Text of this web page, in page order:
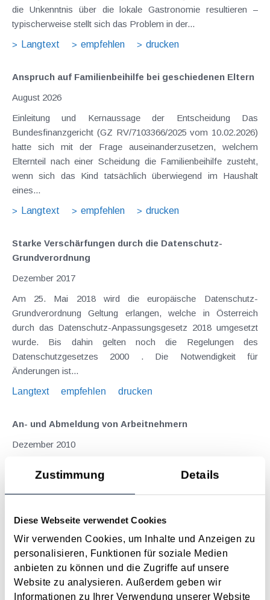
Zustimmung Details
Diese Webseite verwendet Cookies
Wir verwenden Cookies, um Inhalte und Anzeigen zu
personalisieren, Funktionen für soziale Medien
anbieten zu können und die Zugriffe auf unsere
Website zu analysieren. Außerdem geben wir
Informationen zu Ihrer Verwendung unserer Website
die Unkenntnis über die lokale Gastronomie resultieren –
typischerweise stellt sich das Problem in der...
Langtext
empfehlen drucken
Anspruch auf Familienbeihilfe bei geschiedenen Eltern
August 2026
Einleitung und Kernaussage der Entscheidung Das
Bundesfinanzgericht (GZ RV/7103366/2025 vom 10.02.2026)
hatte sich mit der Frage auseinanderzusetzen, welchem
Elternteil nach einer Scheidung die Familienbeihilfe zusteht,
wenn sich das Kind tatsächlich überwiegend im Haushalt
eines...
Langtext
empfehlen drucken
Starke Verschärfungen durch die Datenschutz-
Grundverordnung
Dezember 2017
Am 25. Mai 2018 wird die europäische Datenschutz-
Grundverordnung Geltung erlangen, welche in Österreich
durch das Datenschutz-Anpassungsgesetz 2018 umgesetzt
wurde. Bis dahin gelten noch die Regelungen des
Datenschutzgesetzes 2000 . Die Notwendigkeit für
Änderungen ist...
Langtext
empfehlen drucken
An- und Abmeldung von Arbeitnehmern
Dezember 2010
verpflichtend vor Antritt des Arbeitsverhältnisses bei der
zuständigen Gebietskrankenkasse anmelden. An die
Langtext
empfehlen drucken
Familienbeihilfe im Lichte der Rechtsprechung
Mai 2010